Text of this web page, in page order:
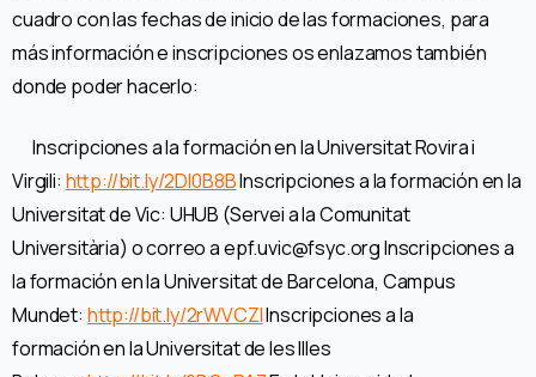
cuadro con las fechas de inicio de las formaciones, para
más información e inscripciones os enlazamos también
donde poder hacerlo:
Inscripciones a la formación en la Universitat Rovira i
Virgili: http://bit.ly/2Dl0B8BInscripciones a la formación en la
Universitat de Vic: UHUB (Servei a la Comunitat
Universitària) o correo a epf.uvic@fsyc.org Inscripciones a
la formación en la Universitat de Barcelona, Campus
Mundet: http://bit.ly/2rWVCZIInscripciones a la
formación en la Universitat de les Illes